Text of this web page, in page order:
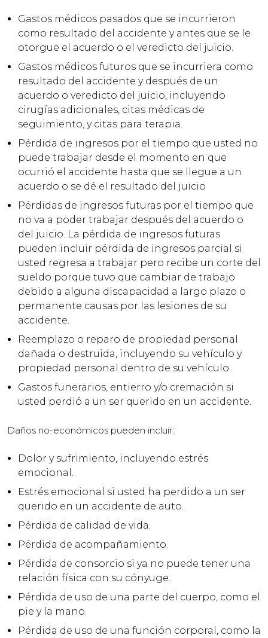
Gastos médicos pasados que se incurrieron
como resultado del accidente y antes que se le
otorgue el acuerdo o el veredicto del juicio.
Gastos médicos futuros que se incurriera como
resultado del accidente y después de un
acuerdo o veredicto del juicio, incluyendo
cirugías adicionales, citas médicas de
seguimiento, y citas para terapia.
Pérdida de ingresos por el tiempo que usted no
puede trabajar desde el momento en que
ocurrió el accidente hasta que se llegue a un
acuerdo o se dé el resultado del juicio
Pérdidas de ingresos futuras por el tiempo que
no va a poder trabajar después del acuerdo o
del juicio. La pérdida de ingresos futuras
pueden incluir pérdida de ingresos parcial si
usted regresa a trabajar pero recibe un corte del
sueldo porque tuvo que cambiar de trabajo
debido a alguna discapacidad a largo plazo o
permanente causas por las lesiones de su
accidente.
Reemplazo o reparo de propiedad personal
dañada o destruida, incluyendo su vehículo y
propiedad personal dentro de su vehículo.
Gastos funerarios, entierro y/o cremación si
usted perdió a un ser querido en un accidente.
Daños no-económicos pueden incluir:
Dolor y sufrimiento, incluyendo estrés
emocional.
Estrés emocional si usted ha perdido a un ser
querido en un accidente de auto.
Pérdida de calidad de vida.
Pérdida de acompañamiento.
Pérdida de consorcio si ya no puede tener una
relación física con su cónyuge.
Pérdida de uso de una parte del cuerpo, como el
pie y la mano.
Pérdida de uso de una función corporal, como la